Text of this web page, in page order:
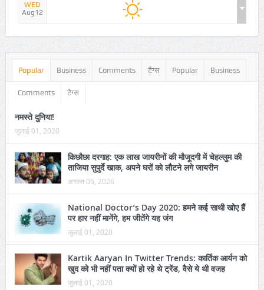
WED
Aug12
Popular Business Comments टैग्स Popular Business
Comments टैग्स
नमस्ते दुनिया!
जुलाई 01, 2020
किछौछा दरगाह: एक लाख जायरीनों की मौजूदगी में चेहल्लुम की
ताजिया सुपुर्दे खाक, अपने घरों को लौटने लगे जायरीन
अगस्त 05, 2026
National Doctor’s Day 2020: हमने कई साथी खोए हैं
पर हार नहीं मानेंगे, हम जीतेंगे यह जंग
जुलाई 01, 2020
Kartik Aaryan In Twitter Trends: कार्तिक आर्यन को
खुद को भी नहीं पता क्यों हो रहे थे ट्रेंड, वैसे ये थी वजह
जुलाई 01, 2020